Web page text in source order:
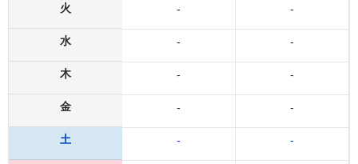
火
水
木
金
土
-
-
-
-
-
-
-
-
-
-